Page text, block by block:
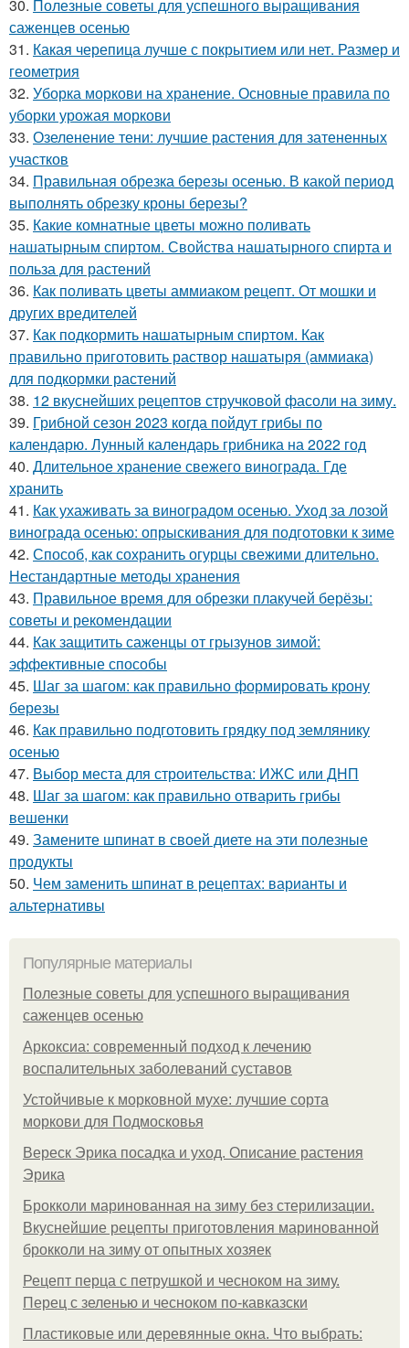
30. Полезные советы для успешного выращивания
саженцев осенью
31. Какая черепица лучше с покрытием или нет. Размер и
геометрия
32. Уборка моркови на хранение. Основные правила по
уборки урожая моркови
33. Озеленение тени: лучшие растения для затененных
участков
34. Правильная обрезка березы осенью. В какой период
выполнять обрезку кроны березы?
35. Какие комнатные цветы можно поливать
нашатырным спиртом. Свойства нашатырного спирта и
польза для растений
36. Как поливать цветы аммиаком рецепт. От мошки и
других вредителей
37. Как подкормить нашатырным спиртом. Как
правильно приготовить раствор нашатыря (аммиака)
для подкормки растений
38. 12 вкуснейших рецептов стручковой фасоли на зиму.
39. Грибной сезон 2023 когда пойдут грибы по
календарю. Лунный календарь грибника на 2022 год
40. Длительное хранение свежего винограда. Где
хранить
41. Как ухаживать за виноградом осенью. Уход за лозой
винограда осенью: опрыскивания для подготовки к зиме
42. Способ, как сохранить огурцы свежими длительно.
Нестандартные методы хранения
43. Правильное время для обрезки плакучей берёзы:
советы и рекомендации
44. Как защитить саженцы от грызунов зимой:
эффективные способы
45. Шаг за шагом: как правильно формировать крону
березы
46. Как правильно подготовить грядку под землянику
осенью
47. Выбор места для строительства: ИЖС или ДНП
48. Шаг за шагом: как правильно отварить грибы
вешенки
49. Замените шпинат в своей диете на эти полезные
продукты
50. Чем заменить шпинат в рецептах: варианты и
альтернативы
Популярные материалы
Полезные советы для успешного выращивания
саженцев осенью
Аркоксиа: современный подход к лечению
воспалительных заболеваний суставов
Устойчивые к морковной мухе: лучшие сорта
моркови для Подмосковья
Вереск Эрика посадка и уход. Описание растения
Эрика
Брокколи маринованная на зиму без стерилизации.
Вкуснейшие рецепты приготовления маринованной
брокколи на зиму от опытных хозяек
Рецепт перца с петрушкой и чесноком на зиму.
Перец с зеленью и чесноком по-кавказски
Пластиковые или деревянные окна. Что выбрать: